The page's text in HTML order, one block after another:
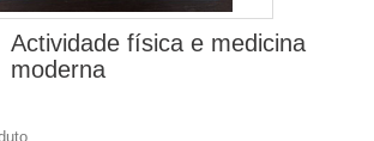
Actividade física e medicina
moderna